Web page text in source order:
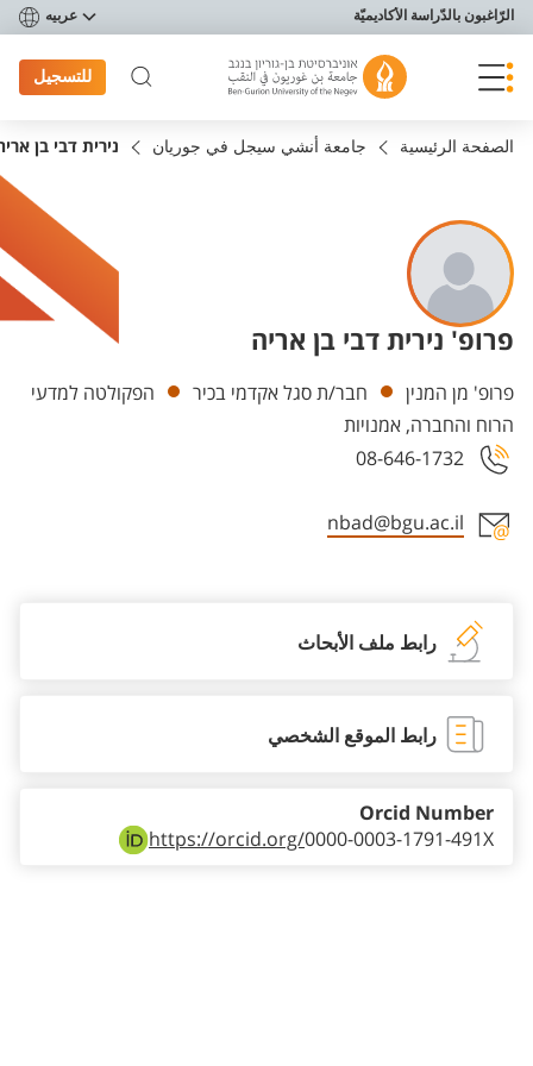
תפריט נגישות
الرّاغبون بالدّراسة الأكاديميّة عربيه
للتسجيل
الصفحة الرئيسية جامعة أنشي سيجل في جوريان נירית דבי בן
פרופ' נירית דבי בן אריה
Departments
פרופ' מן המנין חבר/ת סגל אקדמי בכיר
הפקולטה למדעי
הרוח והחברה, אמנויות
08-646-1732
nbad@bgu.ac.il
رابط ملف الأبحاث
رابط الموقع الشخصي
https://orcid.org/0000-0003-1791-491X
Orcid Number